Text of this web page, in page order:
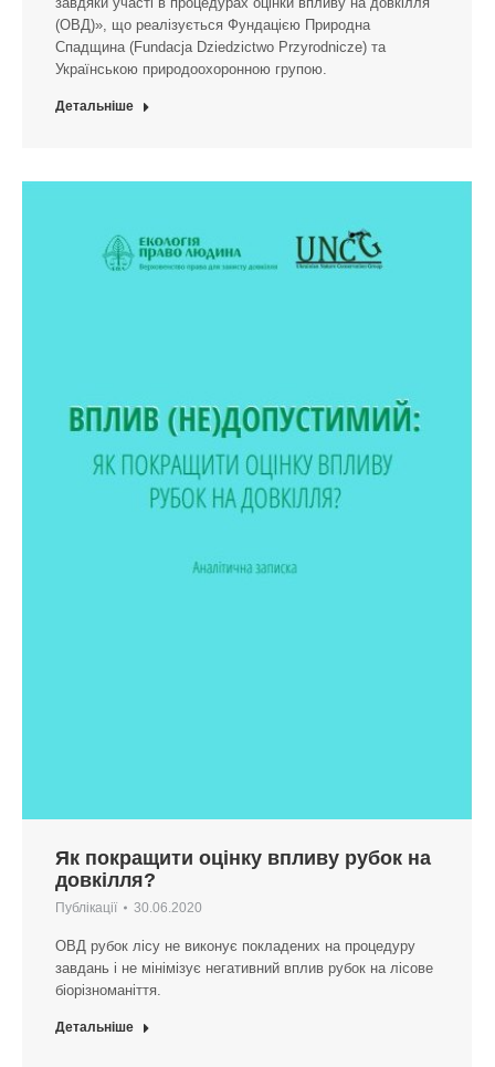
(ОВД)», що реалізується Фундацією Природна
Спадщина (Fundacja Dziedzictwo Przyrodnicze) та
Українською природоохоронною групою.
Детальніше
Як покращити оцінку впливу рубок на
довкілля?
Публікації 30.06.2020
ОВД рубок лісу не виконує покладених на процедуру
завдань і не мінімізує негативний вплив рубок на лісове
біорізноманіття.
Детальніше